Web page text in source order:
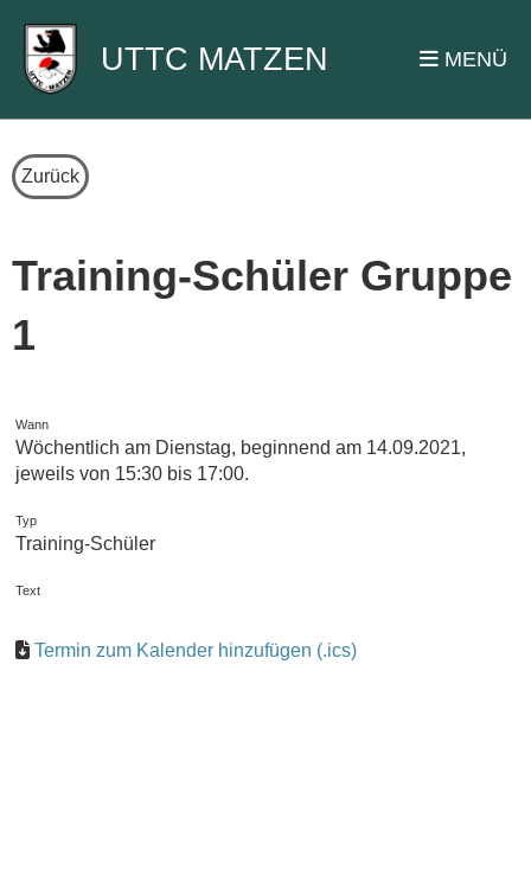
UTTC MATZEN MENÜ
Zurück
Training-Schüler Gruppe
1
Wann
Wöchentlich am Dienstag, beginnend am 14.09.2021,
jeweils von 15:30 bis 17:00.
Typ
Training-Schüler
Text
Termin zum Kalender hinzufügen (.ics)